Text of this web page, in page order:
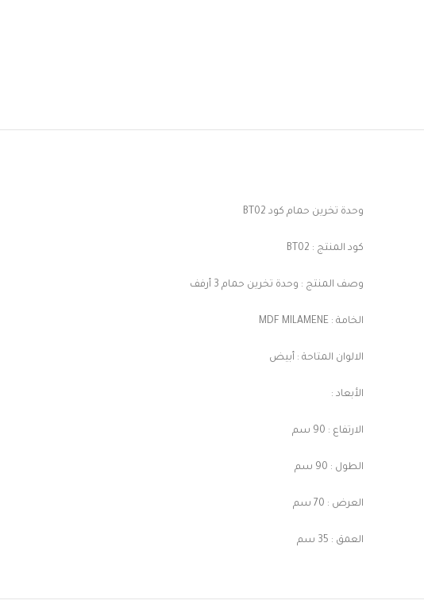
وحدة تخرين حمام كود BT02
كود المنتج : BT02
وصف المنتج : وحدة تخرين حمام 3 أرفف
الخامة : MDF MILAMENE
الالوان المتاحة : أبيض
الأبعاد :
الارتفاع : 90 سم
الطول : 90 سم
العرض : 70 سم
العمق : 35 سم